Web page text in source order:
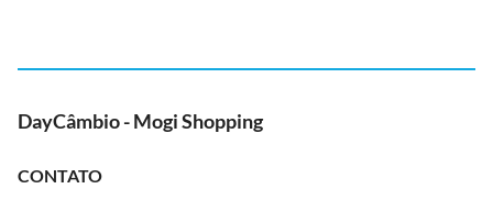
DayCâmbio - Mogi Shopping
CONTATO